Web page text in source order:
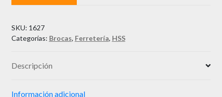
SKU: 1627
Categorías: Brocas, Ferretería, HSS
Descripción
Información adicional